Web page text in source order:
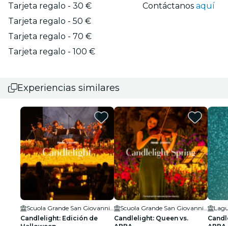
Tarjeta regalo - 30 €
Tarjeta regalo - 50 €
Tarjeta regalo - 70 €
Tarjeta regalo - 100 €
Contáctanosaquí
Experiencias similares
Candlelight: Edición de
Candlelight: Queen vs.